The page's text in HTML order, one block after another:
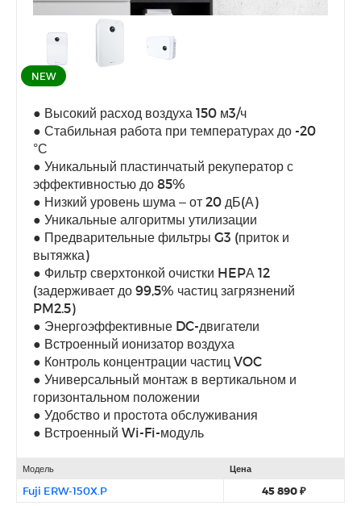
NEW
● Высокий расход воздуха 150 м3/ч
● Стабильная работа при температурах до -20
°С
● Уникальный пластинчатый рекуператор с
эффективностью до 85%
● Низкий уровень шума – от 20 дБ(А)
● Уникальные алгоритмы утилизации
● Предварительные фильтры G3 (приток и
вытяжка)
● Фильтр сверхтонкой очистки HEPА 12
(задерживает до 99,5% частиц загрязнений
PM2.5)
● Энергоэффективные DC-двигатели
● Встроенный ионизатор воздуха
● Контроль концентрации частиц VOC
● Универсальный монтаж в вертикальном и
горизонтальном положении
● Удобство и простота обслуживания
● Встроенный Wi-Fi-модуль
Модель Цена
Fuji ERW-150X.P 45 890 ₽